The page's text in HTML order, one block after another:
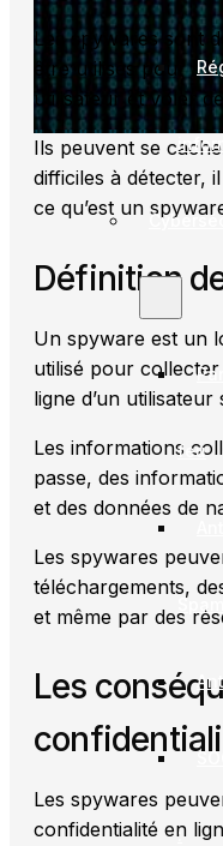
feu
Spam
:
Les spywares sont
être utilisés pour
utilisateur et voler
Ils peuvent se
difficiles à détecter,
ce qu’est un
Définition
Un spyware est un
utilisé pour
ligne d’un
Les informations
passe, des
et des données de
Les spywares
téléchargements,
et même par des
Les
Les spywares
confidentialité en